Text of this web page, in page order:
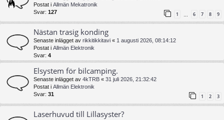
Postat i Allmän Mekatronik
Svar: 127 1 … 6 7 8 9
Nästan trasig konding
Senaste inlägget av rikkitikkitavi « 1 augusti 2026, 08:14:12
Postat i Allmän Elektronik
Svar: 4
Elsystem för bilcamping.
Senaste inlägget av 4kTRB « 31 juli 2026, 21:32:42
Postat i Allmän Elektronik
Svar: 31 1 2 3
Laserhuvud till Lillasyster?